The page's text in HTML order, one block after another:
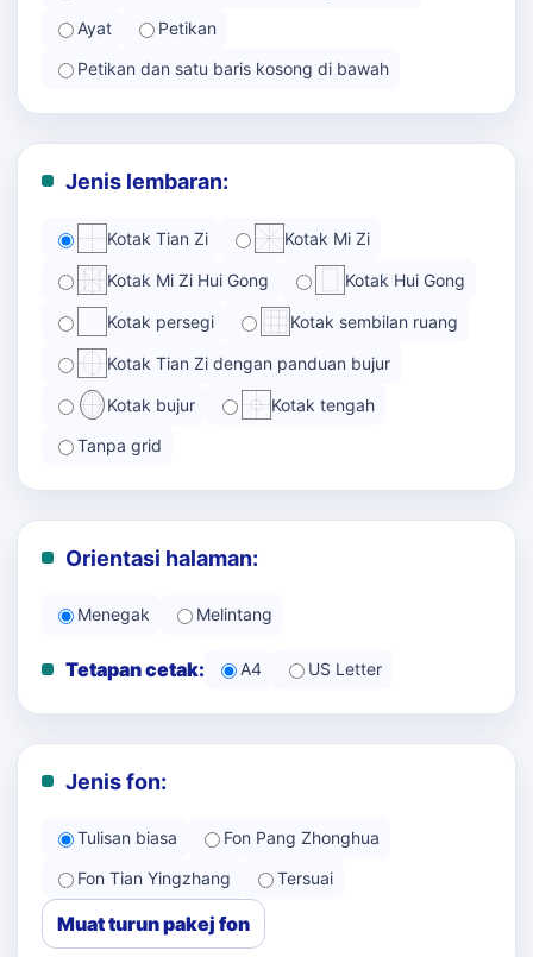
Ayat
Petikan
Petikan dan satu baris kosong di bawah
Jenis lembaran:
Kotak Tian Zi Kotak Mi Zi
Kotak Mi Zi Hui Gong Kotak Hui Gong
Kotak persegi Kotak sembilan ruang
Kotak Tian Zi dengan panduan bujur
Kotak bujur Kotak tengah
Tanpa grid
Orientasi halaman:
Menegak Melintang
Tetapan cetak: A4 US Letter
Jenis fon:
Tulisan biasa
Fon Pang Zhonghua
Fon Tian Yingzhang
Tersuai
Muat turun pakej fon